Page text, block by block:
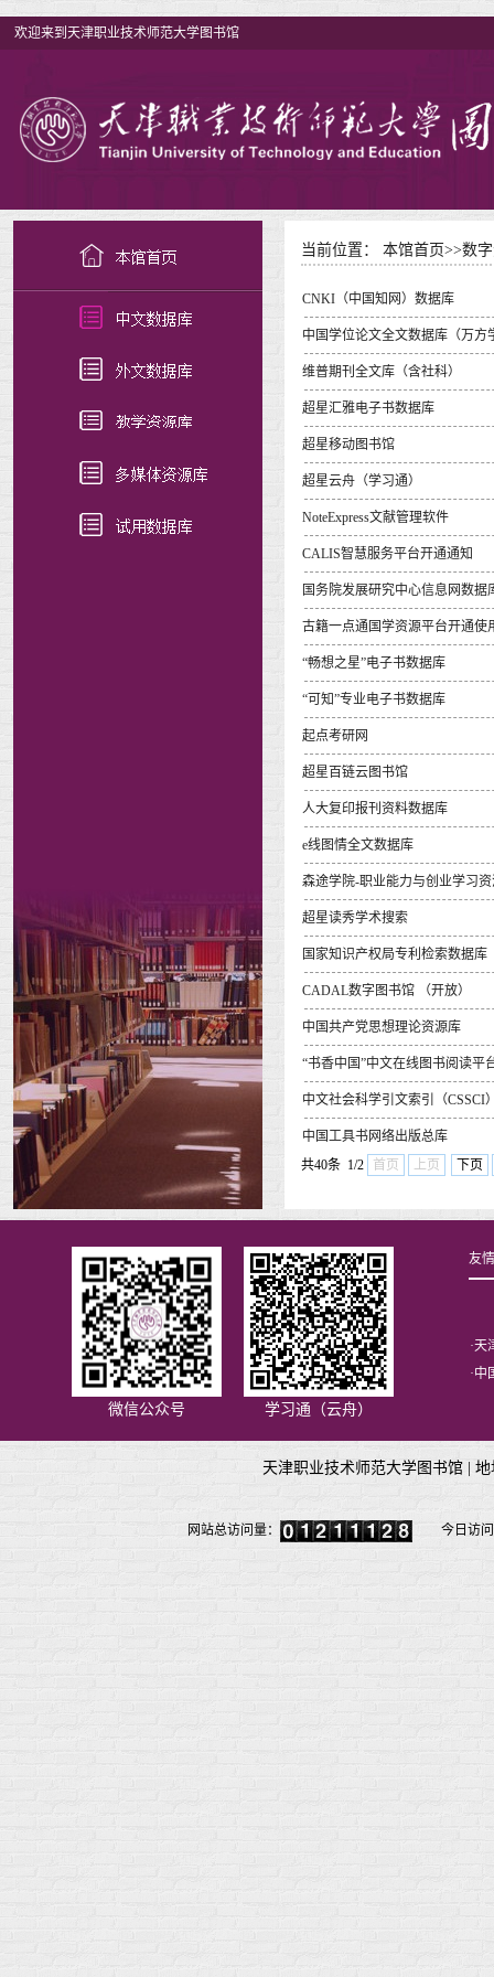
欢迎来到天津职业技术师范大学图书馆
当前位置： 本馆首页>>数
CNKI（中国知网）数据库
中国学位论文全文数据库（万方
维普期刊全文库（含社科）
超星汇雅电子书数据库
超星移动图书馆
超星云舟（学习通）
NoteExpress文献管理软件
CALIS智慧服务平台开通通知
国务院发展研究中心信息网数据
古籍一点通国学资源平台开通使
“畅想之星”电子书数据库
“可知”专业电子书数据库
起点考研网
超星百链云图书馆
人大复印报刊资料数据库
e线图情全文数据库
森途学院-职业能力与创业学习
超星读秀学术搜索
国家知识产权局专利检索数据库
CADAL数字图书馆 （开放）
中国共产党思想理论资源库
“书香中国”中文在线图书阅读平
中文社会科学引文索引（CSSCI
中国工具书网络出版总库
共40条 1/2
首页 上页 下页
微信公众号 学习通（云舟）
友
·天
·中
天津职业技术师范大学图书馆 | 地
网站总访问量： 今日访